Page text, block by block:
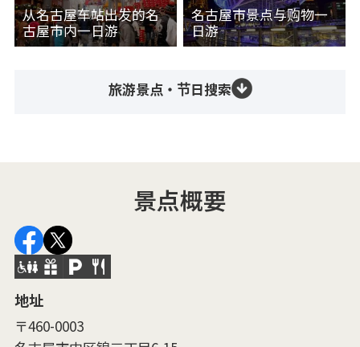
从名古屋车站出发的名
古屋市内一日游
名古屋市景点与购物一
日游
旅游景点・节日搜索
景点概要
地址
〒460-0003